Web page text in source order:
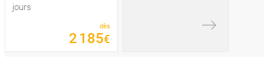
jours
dès
2 185€